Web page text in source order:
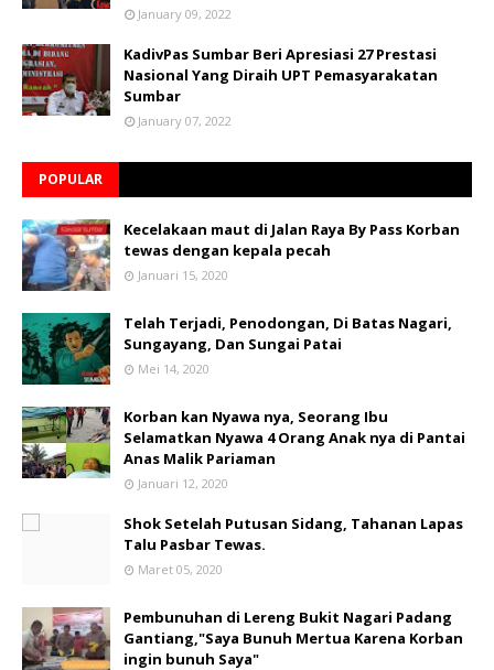
January 09, 2022
KadivPas Sumbar Beri Apresiasi 27 Prestasi
Nasional Yang Diraih UPT Pemasyarakatan
Sumbar
January 07, 2022
POPULAR
Kecelakaan maut di Jalan Raya By Pass Korban
tewas dengan kepala pecah
Januari 15, 2020
Telah Terjadi, Penodongan, Di Batas Nagari,
Sungayang, Dan Sungai Patai
Mei 14, 2020
Korban kan Nyawa nya, Seorang Ibu
Selamatkan Nyawa 4 Orang Anak nya di Pantai
Anas Malik Pariaman
Januari 12, 2020
Shok Setelah Putusan Sidang, Tahanan Lapas
Talu Pasbar Tewas.
Maret 05, 2020
Pembunuhan di Lereng Bukit Nagari Padang
Gantiang,"Saya Bunuh Mertua Karena Korban
ingin bunuh Saya"